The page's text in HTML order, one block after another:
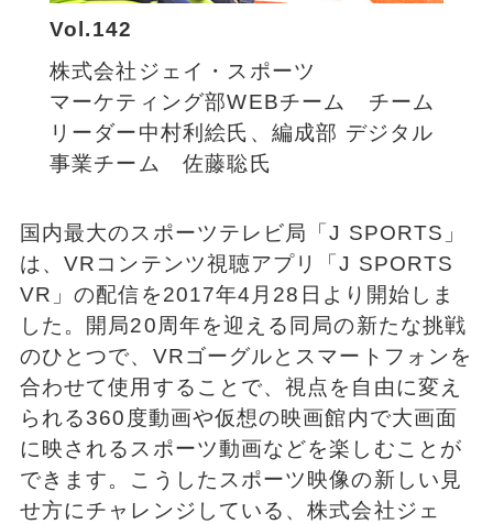
Vol.142
株式会社ジェイ・スポーツ
マーケティング部WEBチーム チーム
リーダー中村利絵氏、編成部 デジタル
事業チーム 佐藤聡氏
国内最大のスポーツテレビ局「J SPORTS」
は、VRコンテンツ視聴アプリ「J SPORTS
VR」の配信を2017年4月28日より開始しま
した。開局20周年を迎える同局の新たな挑戦
のひとつで、VRゴーグルとスマートフォンを
合わせて使用することで、視点を自由に変え
られる360度動画や仮想の映画館内で大画面
に映されるスポーツ動画などを楽しむことが
できます。こうしたスポーツ映像の新しい見
せ方にチャレンジしている、株式会社ジェ